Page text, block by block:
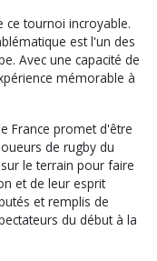
ce tournoi incroyable.
est l'un des
Avec une capacité de
mémorable à
France promet d'être
de rugby du
le terrain pour faire
et de leur esprit
et remplis de
du début à la